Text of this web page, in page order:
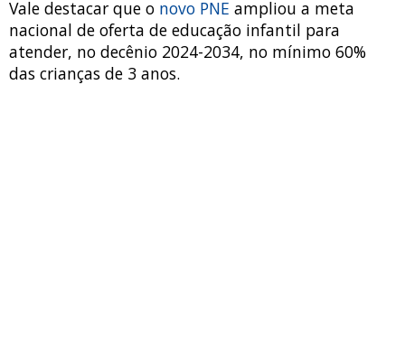
Vale destacar que o novo PNE ampliou a meta
nacional de oferta de educação infantil para
atender, no decênio 2024-2034, no mínimo 60%
das crianças de 3 anos.